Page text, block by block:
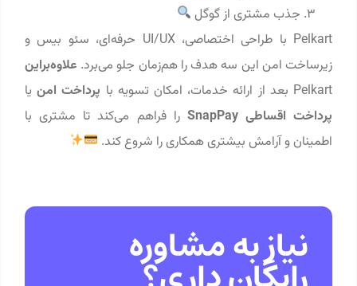
جذب مشتری از گوگل
Pelkart با طراحی اختصاصی، UI/UX حرفه‌ای، سئو بیس و
زیرساخت امن این سه هدف را هم‌زمان جلو می‌برد.علاوه‌براین
Pelkart بعد از ارائه خدمات، امکان تسویه با
پرداخت امنیا
پرداخت اقساطی SnapPay
را فراهم می‌کند تا مشتری با
اطمینان و آرامش بیشتری همکاری را شروع کند.
نیاز به مشاوره